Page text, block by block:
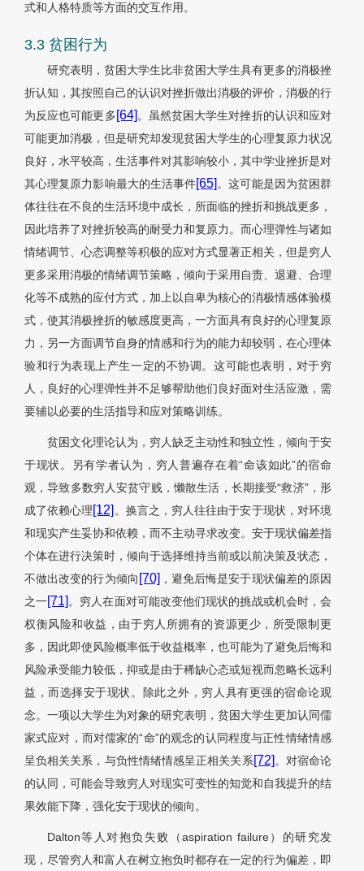
式和人格特质等方面的交互作用。
3.3 贫困行为
研究表明，贫困大学生比非贫困大学生具有更多的消极挫
折认知，其按照自己的认识对挫折做出消极的评价，消极的行
为反应也可能更多[64]。虽然贫困大学生对挫折的认识和应对
可能更加消极，但是研究却发现贫困大学生的心理复原力状况
良好，水平较高，生活事件对其影响较小，其中学业挫折是对
其心理复原力影响最大的生活事件[65]。这可能是因为贫困群
体往往在不良的生活环境中成长，所面临的挫折和挑战更多，
因此培养了对挫折较高的耐受力和复原力。而心理弹性与诸如
情绪调节、心态调整等积极的应对方式显著正相关，但是穷人
更多采用消极的情绪调节策略，倾向于采用自责、退避、合理
化等不成熟的应付方式，加上以自卑为核心的消极情感体验模
式，使其消极挫折的敏感度更高，一方面具有良好的心理复原
力，另一方面调节自身的情感和行为的能力却较弱，在心理体
验和行为表现上产生一定的不协调。这可能也表明，对于穷
人，良好的心理弹性并不足够帮助他们良好面对生活应激，需
要辅以必要的生活指导和应对策略训练。
贫困文化理论认为，穷人缺乏主动性和独立性，倾向于安
于现状。另有学者认为，穷人普遍存在着“命该如此”的宿命
观，导致多数穷人安贫守贱，懒散生活，长期接受“救济”，形
成了依赖心理[12] 。换言之，穷人往往由于安于现状，对环境
和现实产生妥协和依赖，而不主动寻求改变。安于现状偏差指
个体在进行决策时，倾向于选择维持当前或以前决策及状态，
不做出改变的行为倾向 [70] ，避免后悔是安于现状偏差的原因
之一[71]。穷人在面对可能改变他们现状的挑战或机会时，会
权衡风险和收益，由于穷人所拥有的资源更少，所受限制更
多，因此即使风险概率低于收益概率，也可能为了避免后悔和
风险承受能力较低，抑或是由于稀缺心态或短视而忽略长远利
益，而选择安于现状。除此之外，穷人具有更强的宿命论观
念。一项以大学生为对象的研究表明，贫困大学生更加认同儒
家式应对，而对儒家的“命”的观念的认同程度与正性情绪情感
呈负相关关系，与负性情绪情感呈正相关关系[72]。对宿命论
的认同，可能会导致穷人对现实可变性的知觉和自我提升的结
果效能下降，强化安于现状的倾向。
Dalton等人对抱负失败（aspiration failure）的研究发
现，尽管穷人和富人在树立抱负时都存在一定的行为偏差，即